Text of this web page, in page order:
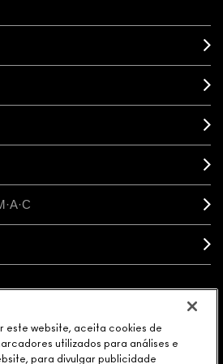
este website, aceita cookies de
utilizados para análises e
para divulgar publicidade